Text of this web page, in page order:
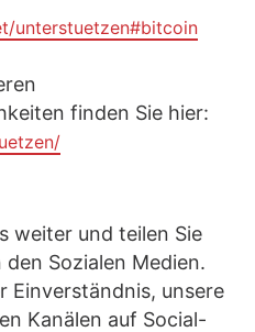
unterstuetzen#bitcoin
finden Sie hier:
weiter und teilen Sie
Sozialen Medien.
Einverständnis, unsere
Kanälen auf Social-